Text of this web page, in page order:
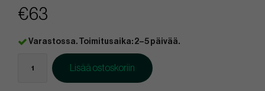
€63
Varastossa. Toimitusaika: 2–5 päivää.
Lisää ostoskoriin